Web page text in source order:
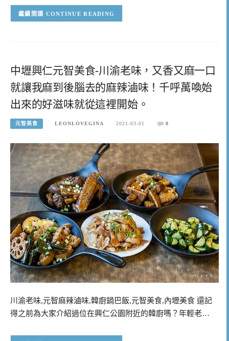
CONTINUE READING
中壢興仁元智美食-川渝老味，又香又麻一口
就讓我麻到後腦去的麻辣滷味！千呼萬喚始
出來的好滋味就從這裡開始。
元智美食 LEONLOVEGINA 2021-03-01 0
川渝老味,元智麻辣滷味,韓廚鍋巴飯,元智美食,內壢美食 還記
得之前為大家介紹過位在興仁公園附近的韓廚嗎？年輕老…